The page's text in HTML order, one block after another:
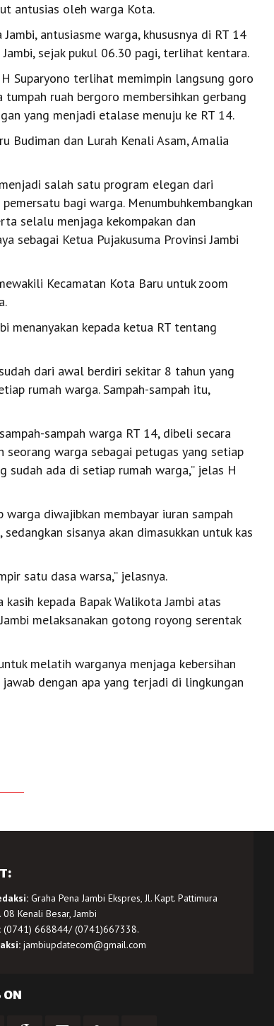
antusias oleh warga Kota.
antusiasme warga, khususnya di RT 14
sejak pukul 06.30 pagi, terlihat kentara.
Suparyono terlihat memimpin langsung goro
tumpah ruah bergoro membersihkan gerbang
yang menjadi etalase menuju ke RT 14.
Budiman dan Lurah Kenali Asam, Amalia
salah satu program elegan dari
bagi warga. Menumbuhkembangkan
selalu menjaga kekompakan dan
sebagai Ketua Pujakusuma Provinsi Jambi
Kecamatan Kota Baru untuk zoom
menanyakan kepada ketua RT tentang
dari awal berdiri sekitar 8 tahun yang
rumah warga. Sampah-sampah itu,
sampah warga RT 14, dibeli secara
warga sebagai petugas yang setiap
sudah ada di setiap rumah warga,’’ jelas H
diwajibkan membayar iuran sampah
sisanya akan dimasukkan untuk kas
satu dasa warsa,’’ jelasnya.
kepada Bapak Walikota Jambi atas
melaksanakan gotong royong serentak
melatih warganya menjaga kebersihan
dengan apa yang terjadi di lingkungan
Graha Pena Jambi Ekspres, Jl. Kapt. Pattimura
08 Kenali Besar, Jambi
(0741) 668844/ (0741)667338.
jambiupdatecom@gmail.com